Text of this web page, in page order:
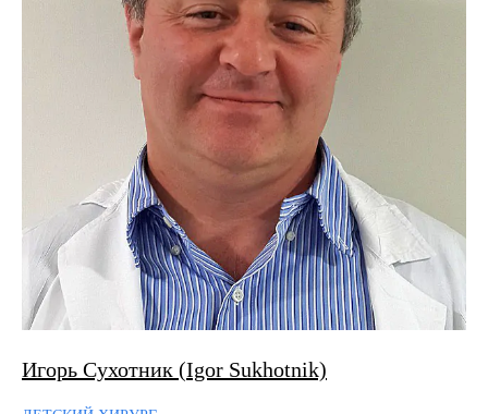
Игорь Сухотник (Igor Sukhotnik)